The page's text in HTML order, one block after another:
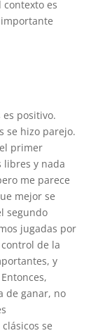
es
es positivo.
se hizo parejo.
primer
libres y nada
me parece
mejor se
segundo
jugadas por
de la
y
de ganar, no
se